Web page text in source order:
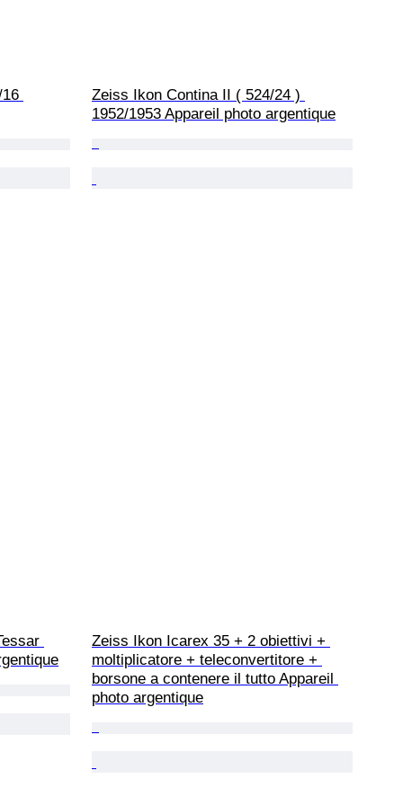
Zeiss Ikon Contina II ( 524/24 )
1952/1953 Appareil photo argentique
Zeiss Ikon Icarex 35 + 2 obiettivi +
moltiplicatore + teleconvertitore +
borsone a contenere il tutto Appareil
photo argentique